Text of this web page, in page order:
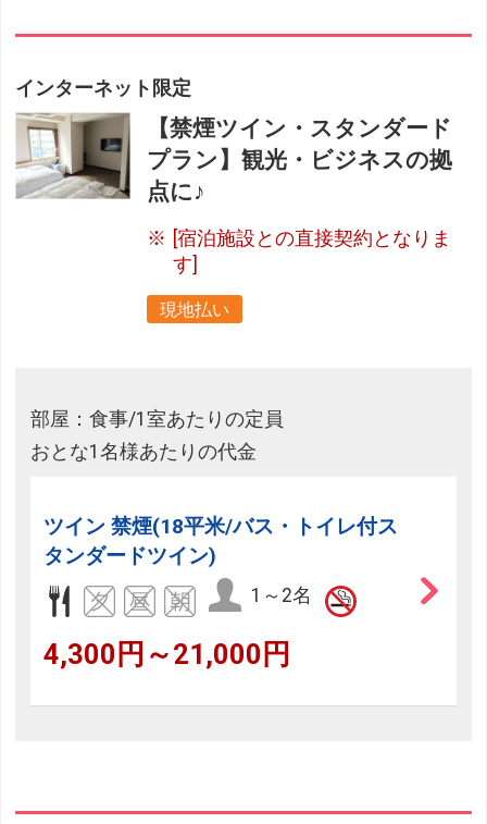
インターネット限定
【禁煙ツイン・スタンダード
プラン】観光・ビジネスの拠
点に♪
[宿泊施設との直接契約となりま
す]
現地払い
部屋：食事/1室あたりの定員
おとな1名様あたりの代金
ツイン 禁煙(18平米/バス・トイレ付ス
タンダードツイン)
1～2名
4,300円～21,000円